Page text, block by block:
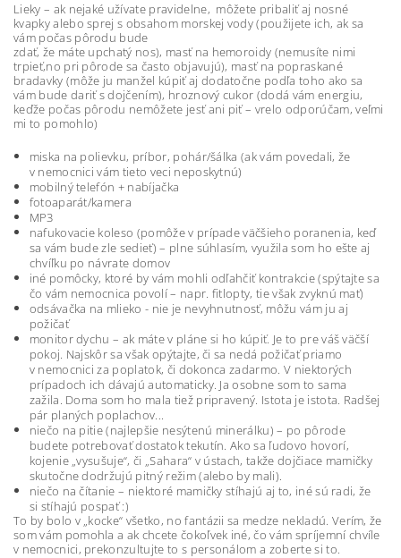
Lieky – ak nejaké užívate pravidelne, môžete pribaliť aj nosné
kvapky alebo sprej s obsahom morskej vody (použijete ich, ak sa
vám počas pôrodu bude
zdať, že máte upchatý nos), masť na hemoroidy (nemusíte nimi
trpieť,no pri pôrode sa často objavujú), masť na popraskané
bradavky (môže ju manžel kúpiť aj dodatočne podľa toho ako sa
vám bude dariť s dojčením), hroznový cukor (dodá vám energiu,
keďže počas pôrodu nemôžete jesť ani piť – vrelo odporúčam, veľmi
mi to pomohlo)
miska na polievku, príbor, pohár/šálka (ak vám povedali, že
v nemocnici vám tieto veci neposkytnú)
mobilný telefón + nabíjačka
fotoaparát/kamera
MP3
nafukovacie koleso (pomôže v prípade väčšieho poranenia, keď
sa vám bude zle sedieť) – plne súhlasím, využila som ho ešte aj
chvíľku po návrate domov
iné pomôcky, ktoré by vám mohli odľahčiť kontrakcie (spýtajte sa
čo vám nemocnica povolí – napr. fitlopty, tie však zvyknú mať)
odsávačka na mlieko - nie je nevyhnutnosť, môžu vám ju aj
požičať
monitor dychu – ak máte v pláne si ho kúpiť. Je to pre váš väčší
pokoj. Najskôr sa však opýtajte, či sa nedá požičať priamo
v nemocnici za poplatok, či dokonca zadarmo. V niektorých
prípadoch ich dávajú automaticky. Ja osobne som to sama
zažila. Doma som ho mala tiež pripravený. Istota je istota. Radšej
pár planých poplachov...
niečo na pitie (najlepšie nesýtenú minerálku) – po pôrode
budete potrebovať dostatok tekutín. Ako sa ľudovo hovorí,
kojenie „vysušuje“, či „Sahara“ v ústach, takže dojčiace mamičky
skutočne dodržujú pitný režim (alebo by mali).
niečo na čítanie – niektoré mamičky stíhajú aj to, iné sú radi, že
si stíhajú pospať :)
To by bolo v „kocke“ všetko, no fantázii sa medze nekladú. Verím, že
som vám pomohla a ak chcete čokoľvek iné, čo vám spríjemní chvíle
v nemocnici, prekonzultujte to s personálom a zoberte si to.